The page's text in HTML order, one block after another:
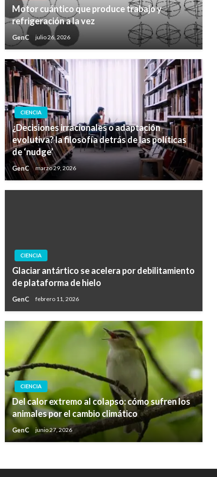
Motor cuántico que produce trabajo y
refrigeración a la vez
GenC julio 26, 2026
CIENCIA
¿Decisiones irracionales o adaptación
evolutiva? la filosofía detrás de las políticas
de ‘nudge’
GenC marzo 29, 2026
CIENCIA
Glaciar antártico se acelera por debilitamiento
de plataforma de hielo
GenC febrero 11, 2026
CIENCIA
Del calor extremo al colapso: cómo sufren los
animales por el cambio climático
GenC junio 27, 2026